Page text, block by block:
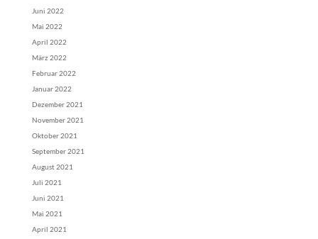
Juni 2022
Mai 2022
April 2022
März 2022
Februar 2022
Januar 2022
Dezember 2021
November 2021
Oktober 2021
September 2021
August 2021
Juli 2021
Juni 2021
Mai 2021
April 2021